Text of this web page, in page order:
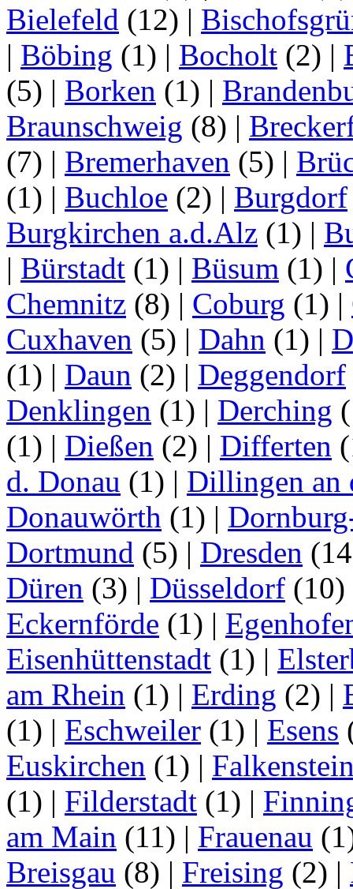
Bielefeld (12) |
| Böbing (1) | Bocholt (2) |
(5) | Borken (1) |
Braunschweig (8) |
(7) | Bremerhaven (5) |
(1) | Buchloe (2) | Burgdorf
Burgkirchen a.d.Alz (1) |
| Bürstadt (1) | Büsum (1) |
Chemnitz (8) | Coburg (1) |
Cuxhaven (5) | Dahn (1) |
(1) | Daun (2) | Deggendorf
Denklingen (1) | Derching
(1) | Dießen (2) | Differten
d. Donau (1) | Dillingen an
Donauwörth (1) |
Dortmund (5) | Dresden
Düren (3) | Düsseldorf (10)
Eckernförde (1) |
Eisenhüttenstadt (1) |
am Rhein (1) | Erding (2) |
(1) | Eschweiler (1) | Esens
Euskirchen (1) |
(1) | Filderstadt (1) |
am Main (11) | Frauenau
Breisgau (8) | Freising (2) |